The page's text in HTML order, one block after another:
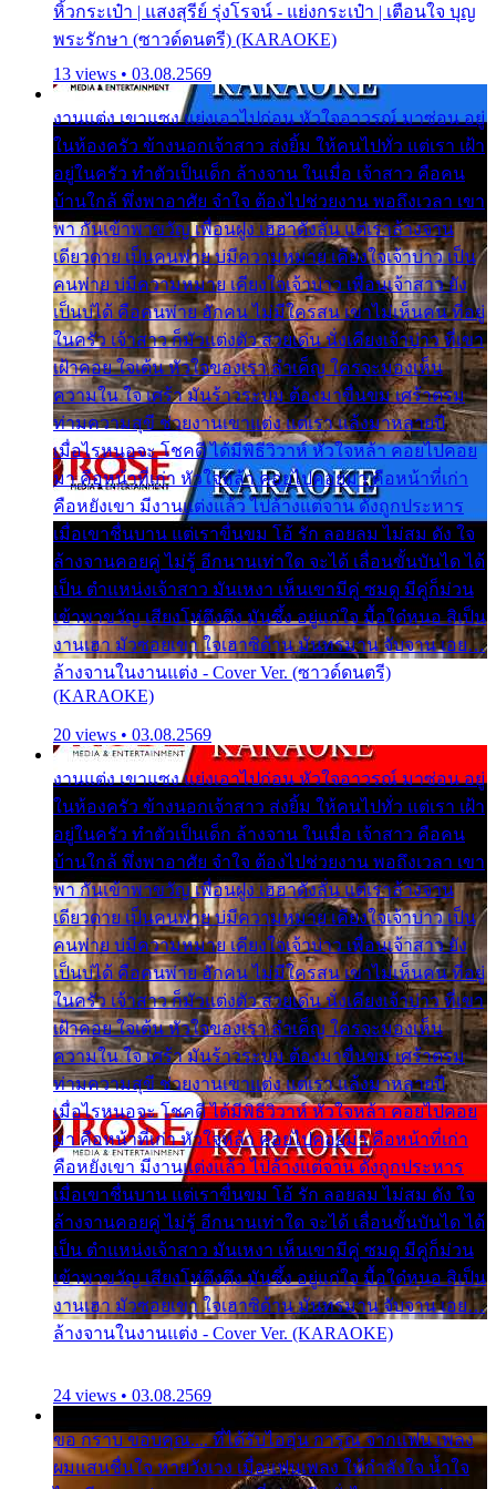
หิ้วกระเป๋า | แสงสุรีย์ รุ่งโรจน์ - แย่งกระเป๋า | เตือนใจ บุญ
พระรักษา (ซาวด์ดนตรี) (KARAOKE)
13 views • 03.08.2569
งานแต่ง เขาแซง แย่งเอาไปก่อน หัวใจอาวรณ์ มาซ่อน อยู่
ในห้องครัว ข้างนอกเจ้าสาว ส่งยิ้ม ให้คนไปทั่ว แต่เรา เฝ้า
อยู่ในครัว ทำตัวเป็นเด็ก ล้างจาน ในเมื่อ เจ้าสาว คือคน
บ้านใกล้ พึ่งพาอาศัย จำใจ ต้องไปช่วยงาน พอถึงเวลา เขา
พา กันเข้าพาขวัญ เพื่อนฝูง เฮฮาดังลั่น แต่เราล้างจาน
เดียวดาย เป็นคนพ่าย บ่มีความหมาย เคียงใจเจ้าบ่าว เป็น
คนพ่าย บ่มีความหมาย เคียงใจเจ้าบ่าว เพื่อนเจ้าสาว ยัง
เป็นบ่ได้ คือคนพ่าย ฮักคน ไม่มีใครสน เขาไม่เห็นคน ที่อยู่
ในครัว เจ้าสาว ก็มัวแต่งตัว สวยเด่น นั่งเคียงเจ้าบ่าว ที่เขา
เฝ้าคอย ใจเต้น หัวใจของเรา ลำเค็ญ ใครจะมองเห็น
ความใน ใจ เศร้า มันร้าวระบม ต้องมาขื่นขม เศร้าตรม
ท่ามความสุขี ช่วยงานเขาแต่ง แต่เรา แล้งมาหลายปี
เมื่อไรหนอจะ โชคดี ได้มีพิธีวิวาห์ หัวใจหล้า คอยไปคอย
มา คือหน้าที่เก่า หัวใจหล้า คอยไปคอยมา คือหน้าที่เก่า
คือหยังเขา มีงานแต่งแล้ว ไปล้างแต่จาน ดั่งถูกประหาร
เมื่อเขาชื่นบาน แต่เราขื่นขม โอ้ รัก ลอยลม ไม่สม ดัง ใจ
ล้างจานคอยคู่ ไม่รู้ อีกนานเท่าใด จะได้ เลื่อนขั้นบันได ได้
เป็น ตำแหน่งเจ้าสาว มันเหงา เห็นเขามีคู่ ซมดู มีคู่ก็ม่วน
เข้าพาขวัญ เสียงโห่ตึงตึง มันซึ้ง อยู่แก่ใจ มื้อใด๋หนอ สิเป็น
งานเฮา มัวซอยเขา ใจเฮาซิด้าน มันทรมาน จับจาน เอย…
ล้างจานในงานแต่ง - Cover Ver. (ซาวด์ดนตรี)
(KARAOKE)
20 views • 03.08.2569
งานแต่ง เขาแซง แย่งเอาไปก่อน หัวใจอาวรณ์ มาซ่อน อยู่
ในห้องครัว ข้างนอกเจ้าสาว ส่งยิ้ม ให้คนไปทั่ว แต่เรา เฝ้า
อยู่ในครัว ทำตัวเป็นเด็ก ล้างจาน ในเมื่อ เจ้าสาว คือคน
บ้านใกล้ พึ่งพาอาศัย จำใจ ต้องไปช่วยงาน พอถึงเวลา เขา
พา กันเข้าพาขวัญ เพื่อนฝูง เฮฮาดังลั่น แต่เราล้างจาน
เดียวดาย เป็นคนพ่าย บ่มีความหมาย เคียงใจเจ้าบ่าว เป็น
คนพ่าย บ่มีความหมาย เคียงใจเจ้าบ่าว เพื่อนเจ้าสาว ยัง
เป็นบ่ได้ คือคนพ่าย ฮักคน ไม่มีใครสน เขาไม่เห็นคน ที่อยู่
ในครัว เจ้าสาว ก็มัวแต่งตัว สวยเด่น นั่งเคียงเจ้าบ่าว ที่เขา
เฝ้าคอย ใจเต้น หัวใจของเรา ลำเค็ญ ใครจะมองเห็น
ความใน ใจ เศร้า มันร้าวระบม ต้องมาขื่นขม เศร้าตรม
ท่ามความสุขี ช่วยงานเขาแต่ง แต่เรา แล้งมาหลายปี
เมื่อไรหนอจะ โชคดี ได้มีพิธีวิวาห์ หัวใจหล้า คอยไปคอย
มา คือหน้าที่เก่า หัวใจหล้า คอยไปคอยมา คือหน้าที่เก่า
คือหยังเขา มีงานแต่งแล้ว ไปล้างแต่จาน ดั่งถูกประหาร
เมื่อเขาชื่นบาน แต่เราขื่นขม โอ้ รัก ลอยลม ไม่สม ดัง ใจ
ล้างจานคอยคู่ ไม่รู้ อีกนานเท่าใด จะได้ เลื่อนขั้นบันได ได้
เป็น ตำแหน่งเจ้าสาว มันเหงา เห็นเขามีคู่ ซมดู มีคู่ก็ม่วน
เข้าพาขวัญ เสียงโห่ตึงตึง มันซึ้ง อยู่แก่ใจ มื้อใด๋หนอ สิเป็น
งานเฮา มัวซอยเขา ใจเฮาซิด้าน มันทรมาน จับจาน เอย…
ล้างจานในงานแต่ง - Cover Ver. (KARAOKE)
24 views • 03.08.2569
ขอ กราบ ขอบคุณ.... ที่ได้รับไออุ่น การุณ จากแฟน เพลง
ผมแสนชื่นใจ หายวังเวง เมื่อแฟนเพลง ให้กำลังใจ น้ำใจ